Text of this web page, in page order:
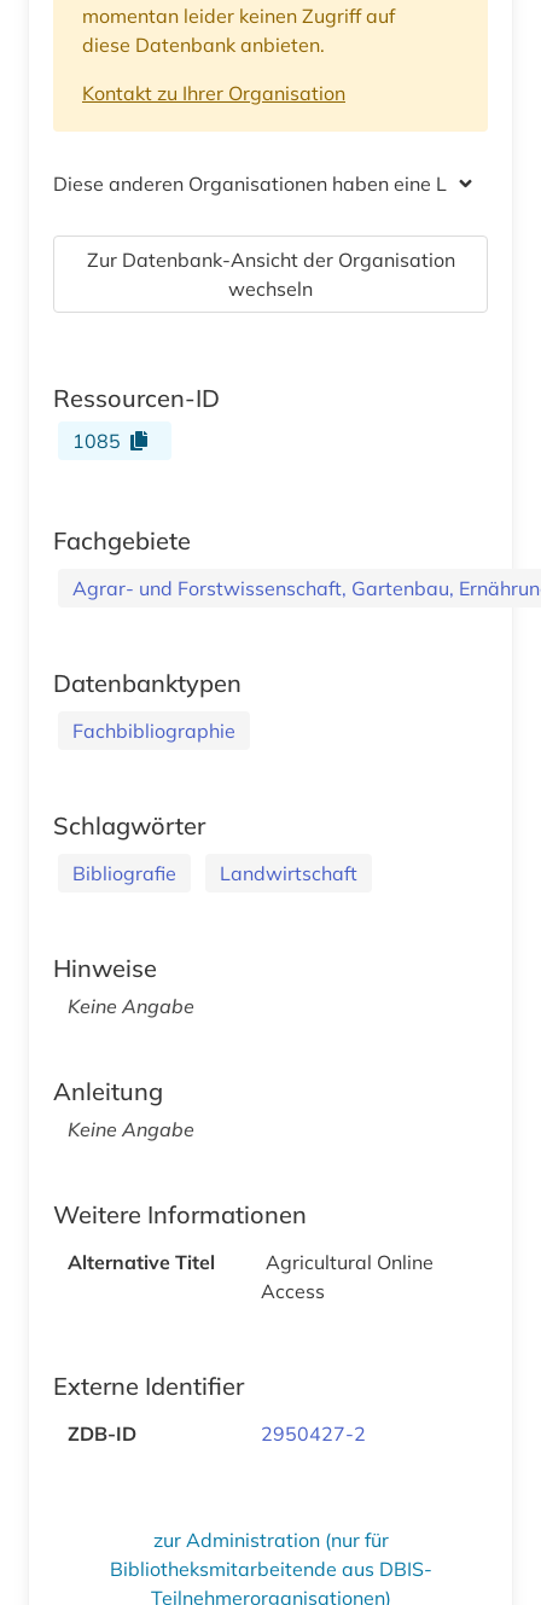
momentan leider keinen Zugriff auf
diese Datenbank anbieten.
Kontakt zu Ihrer Organisation
Diese anderen Organisationen haben eine Lizenz
Zur Datenbank-Ansicht der Organisation
wechseln
Ressourcen-ID
1085
Fachgebiete
Agrar- und Forstwissenschaft, Gartenbau,
Datenbanktypen
Fachbibliographie
Schlagwörter
Bibliografie Landwirtschaft
Hinweise
Keine Angabe
Anleitung
Keine Angabe
Weitere Informationen
Alternative Titel
Agricultural Online
Access
Externe Identifier
ZDB-ID 2950427-2
zur Administration (nur für
Bibliotheksmitarbeitende aus DBIS-
Teilnehmerorganisationen)